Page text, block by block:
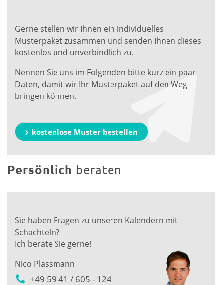
Gerne stellen wir Ihnen ein individuelles
Musterpaket zusammen und senden Ihnen dieses
kostenlos und unverbindlich zu.
Nennen Sie uns im Folgenden bitte kurz ein paar
Daten, damit wir Ihr Musterpaket auf den Weg
bringen können.
kostenlose Muster bestellen
Persönlich beraten
Sie haben Fragen zu unseren Kalendern mit
Schachteln?
Ich berate Sie gerne!
Nico Plassmann
+49 59 41 / 605 - 124